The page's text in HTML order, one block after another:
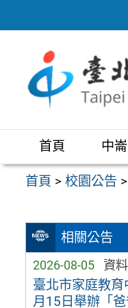
至
區
首頁 中
首頁 >校園公告
相關公告
2026-08-05 資
臺北市家庭教
月15日舉辦「